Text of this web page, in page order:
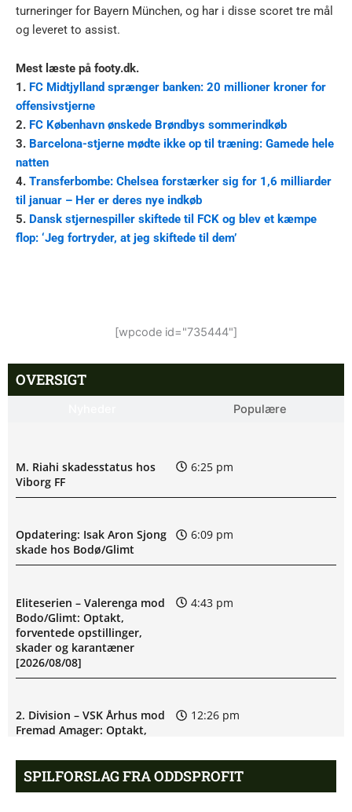
turneringer for Bayern München, og har i disse scoret tre mål
og leveret to assist.
Mest læste på footy.dk.
1. FC Midtjylland sprænger banken: 20 millioner kroner for
offensivstjerne
2. FC København ønskede Brøndbys sommerindkøb
3. Barcelona-stjerne mødte ikke op til træning: Gamede hele
natten
4. Transferbombe: Chelsea forstærker sig for 1,6 milliarder
til januar – Her er deres nye indkøb
5. Dansk stjernespiller skiftede til FCK og blev et kæmpe
flop: ‘Jeg fortryder, at jeg skiftede til dem’
[wpcode id="735444"]
OVERSIGT
Populære
M. Riahi skadesstatus hos
Viborg FF
6:25 pm
Opdatering: Isak Aron Sjong
skade hos Bodø/Glimt
6:09 pm
Eliteserien – Valerenga mod
Bodo/Glimt: Optakt,
forventede opstillinger,
skader og karantæner
[2026/08/08]
4:43 pm
2. Division – VSK Århus mod
Fremad Amager: Optakt,
[2026/08/08]
12:26 pm
SPILFORSLAG FRA ODDSPROFIT